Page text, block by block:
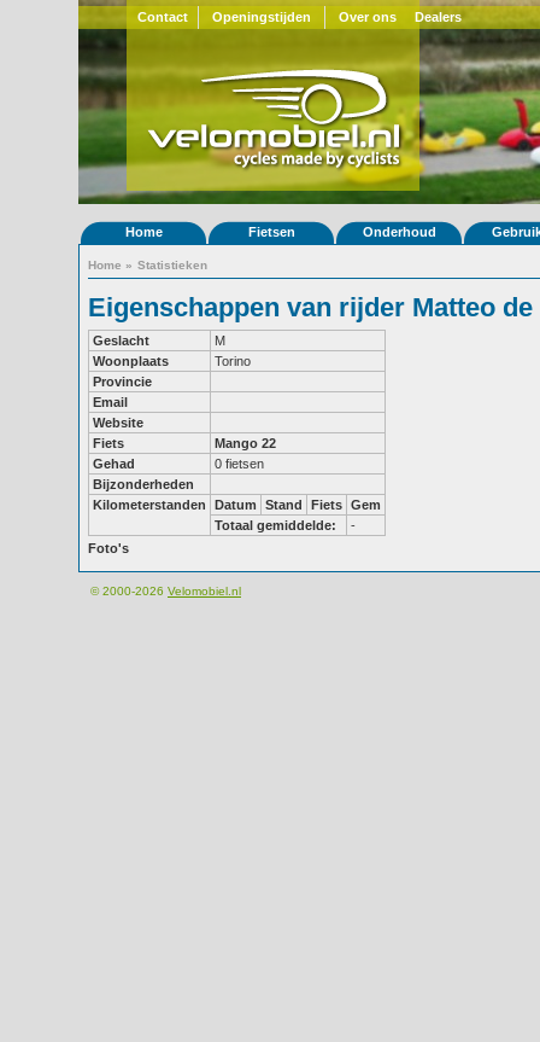
Contact Openingstijden Over ons Dealers
Home Fietsen Onderhoud
Home » Statistieken
Eigenschappen van rijder Matteo
Geslacht
M
Woonplaats
Torino
Provincie
Email
Website
Fiets
Mango 22
Gehad
0 fietsen
Bijzonderheden
Kilometerstanden
Datum Stand Fiets Gem
Totaal gemiddelde:
-
Foto's
© 2000-2026 Velomobiel.nl